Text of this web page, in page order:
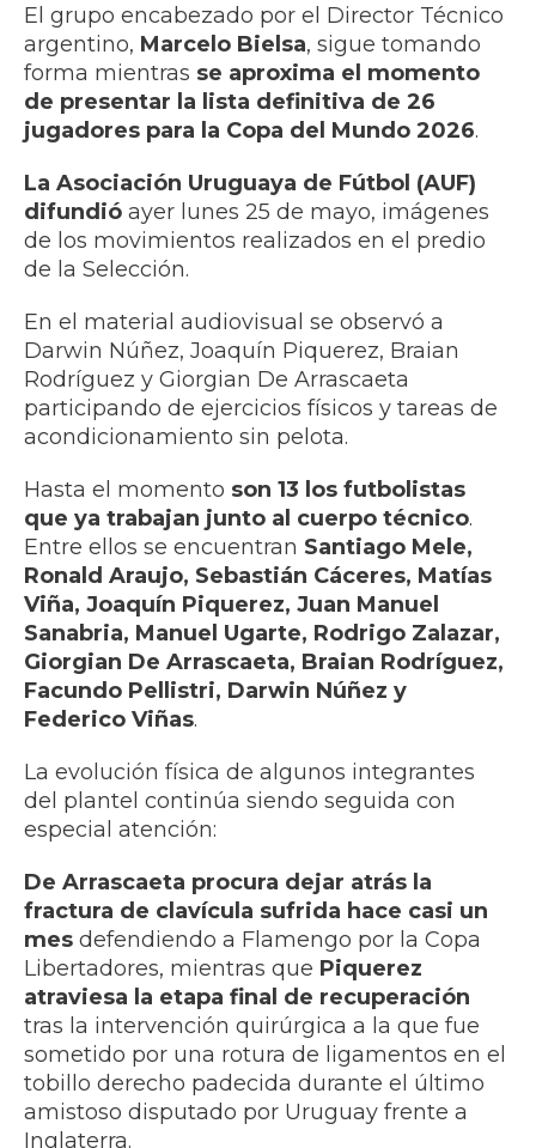
El grupo encabezado por el Director Técnico
argentino, Marcelo Bielsa, sigue tomando
forma mientras se aproxima el momento
de presentar la lista definitiva de 26
jugadores para la Copa del Mundo 2026.
La Asociación Uruguaya de Fútbol (AUF)
difundió ayer lunes 25 de mayo, imágenes
de los movimientos realizados en el predio
de la Selección.
En el material audiovisual se observó a
Darwin Núñez, Joaquín Piquerez, Braian
Rodríguez y Giorgian De Arrascaeta
participando de ejercicios físicos y tareas de
acondicionamiento sin pelota.
Hasta el momento son 13 los futbolistas
que ya trabajan junto al cuerpo técnico.
Entre ellos se encuentran Santiago Mele,
Ronald Araujo, Sebastián Cáceres, Matías
Viña, Joaquín Piquerez, Juan Manuel
Sanabria, Manuel Ugarte, Rodrigo Zalazar,
Giorgian De Arrascaeta, Braian Rodríguez,
Facundo Pellistri, Darwin Núñez y
Federico Viñas.
La evolución física de algunos integrantes
del plantel continúa siendo seguida con
especial atención:
De Arrascaeta procura dejar atrás la
fractura de clavícula sufrida hace casi un
mes defendiendo a Flamengo por la Copa
Libertadores, mientras que Piquerez
atraviesa la etapa final de recuperación
tras la intervención quirúrgica a la que fue
sometido por una rotura de ligamentos en el
tobillo derecho padecida durante el último
amistoso disputado por Uruguay frente a
Inglaterra.